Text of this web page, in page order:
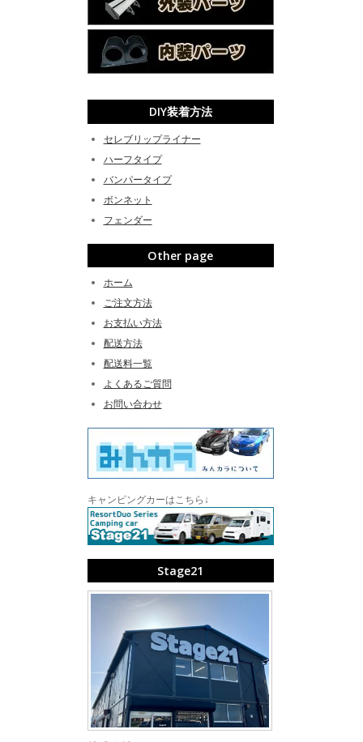
DIY装着方法
セレブリップライナー
ハーフタイプ
バンパータイプ
ボンネット
フェンダー
Other page
ホーム
ご注文方法
お支払い方法
配送方法
配送料一覧
よくあるご質問
お問い合わせ
キャンピングカーはこちら↓
Stage21